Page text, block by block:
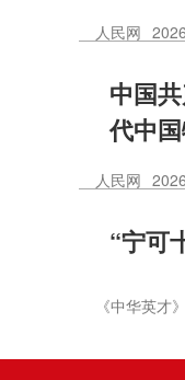
人民网
中国
代中
人民网
“宁可
《中华英才